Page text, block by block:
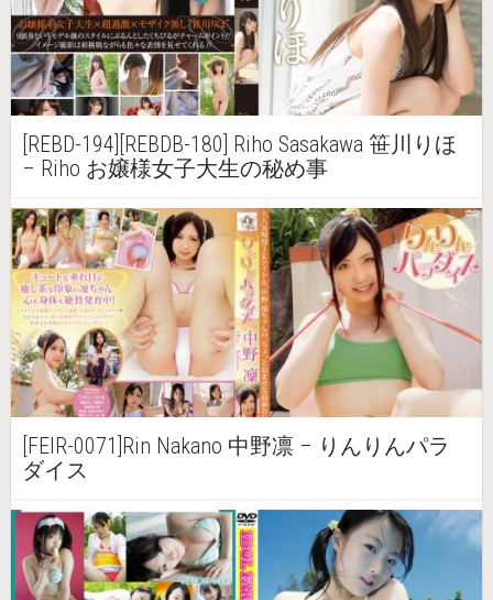
[REBD-194][REBDB-180] Riho Sasakawa 笹川りほ
– Riho お嬢様女子大生の秘め事
[FEIR-0071]Rin Nakano 中野凛 – りんりんパラ
ダイス